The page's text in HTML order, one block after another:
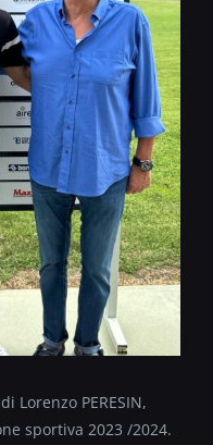
Lorenzo PERESIN,
sportiva 2023 /2024.